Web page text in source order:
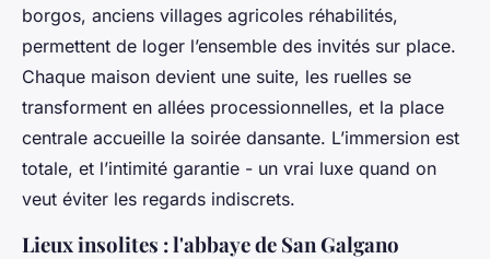
borgos, anciens villages agricoles réhabilités,
permettent de loger l’ensemble des invités sur place.
Chaque maison devient une suite, les ruelles se
transforment en allées processionnelles, et la place
centrale accueille la soirée dansante. L’immersion est
totale, et l’intimité garantie - un vrai luxe quand on
veut éviter les regards indiscrets.
Lieux insolites : l'abbaye de San Galgano